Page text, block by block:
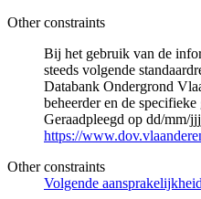
Other constraints
Bij het gebruik van de
steeds volgende
Databank Ondergrond
beheerder en de
Geraadpleegd op dd/mm/
https://
Other constraints
Volgende